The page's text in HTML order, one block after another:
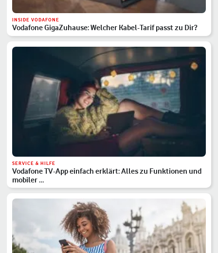
INSIDE VODAFONE
Vodafone GigaZuhause: Welcher Kabel-Tarif passt zu Dir?
SERVICE & HILFE
Vodafone TV-App einfach erklärt: Alles zu Funktionen und
mobiler …